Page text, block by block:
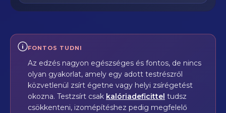
FONTOS TUDNI
Az edzés nagyon egészséges és fontos, de nincs
olyan gyakorlat, amely egy adott testrészről
közvetlenül zsírt égetne vagy helyi zsírégetést
okozna. Testzsírt csak kalóriadeficittel tudsz
csökkenteni, izomépítéshez pedig megfelelő